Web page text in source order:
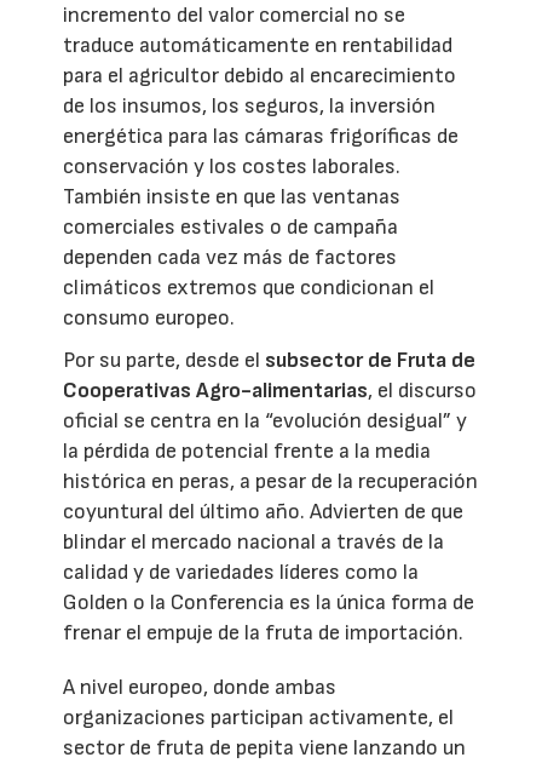
incremento del valor comercial no se
traduce automáticamente en rentabilidad
para el agricultor debido al encarecimiento
de los insumos, los seguros, la inversión
energética para las cámaras frigoríficas de
conservación y los costes laborales.
También insiste en que las ventanas
comerciales estivales o de campaña
dependen cada vez más de factores
climáticos extremos que condicionan el
consumo europeo.
Por su parte, desde el subsector de Fruta de
Cooperativas Agro-alimentarias, el discurso
oficial se centra en la “evolución desigual” y
la pérdida de potencial frente a la media
histórica en peras, a pesar de la recuperación
coyuntural del último año. Advierten de que
blindar el mercado nacional a través de la
calidad y de variedades líderes como la
Golden o la Conferencia es la única forma de
frenar el empuje de la fruta de importación.
A nivel europeo, donde ambas
organizaciones participan activamente, el
sector de fruta de pepita viene lanzando un